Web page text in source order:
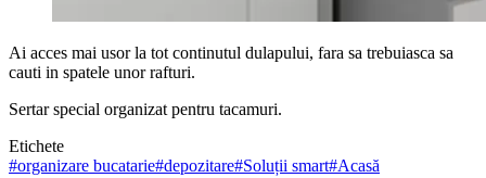
Ai acces mai usor la tot continutul dulapului, fara sa trebuiasca sa
cauti in spatele unor rafturi.
Sertar special organizat pentru tacamuri.
Etichete
#organizare bucatarie#depozitare#Soluții smart#Acasă